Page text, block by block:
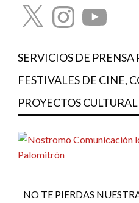
X InstagramYouTube
SERVICIOS DE PRENSA
FESTIVALES DE CINE,
PROYECTOS
NO TE PIERDAS